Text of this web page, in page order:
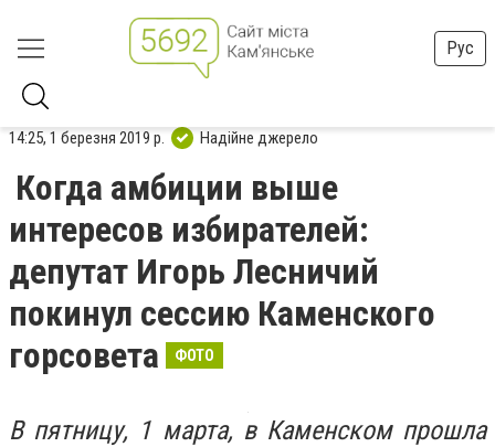
Рус
14:25, 1 березня 2019 р. Надійне джерело
Когда амбиции выше
интересов избирателей:
депутат Игорь Лесничий
покинул сессию Каменского
горсовета
ФОТО
В пятницу, 1 марта, в Каменском прошла